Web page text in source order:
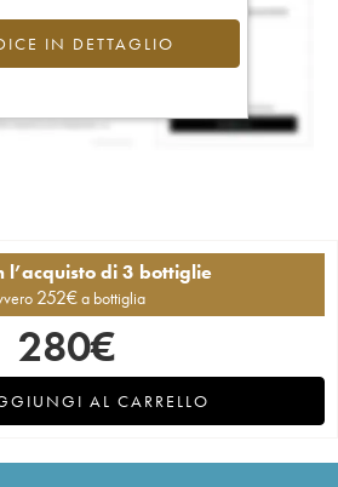
IN DETTAGLIO
l’acquisto di 3 bottiglie
252€a bottiglia
280€
AL CARRELLO